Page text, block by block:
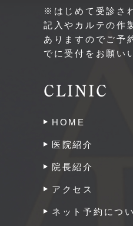
※はじめて受診さ
記入やカルテの作
ありますのでご予
でに受付をお願い
CLINIC
HOME
医院紹介
院長紹介
アクセス
ネット予約につ